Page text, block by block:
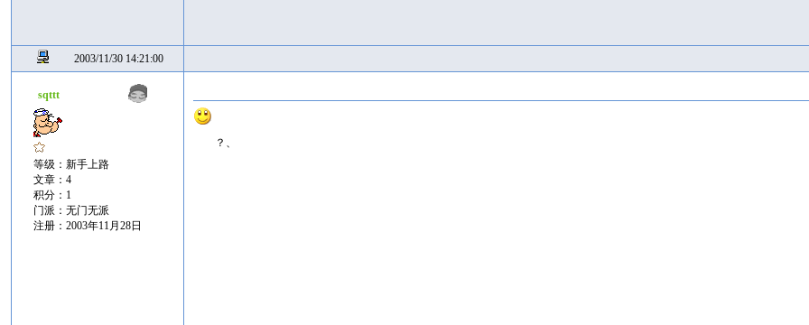
2003/11/30 14:21:00
sqttt
等级：新手上路
文章：4
积分：1
门派：无门无派
注册：2003年11月28日
？、